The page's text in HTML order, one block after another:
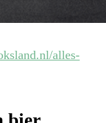
alles-